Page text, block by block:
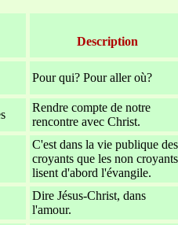
Description
Pour qui? Pour aller où?
Rendre compte de notre
rencontre avec Christ.
C'est dans la vie publique des
croyants que les non croyants
lisent d'abord l'évangile.
Dire Jésus-Christ, dans
l'amour.